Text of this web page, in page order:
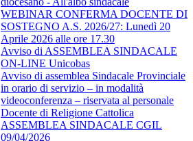
WEBINAR CONFERMA DOCENTE DI
SOSTEGNO A.S. 2026/27: Lunedì 20
Aprile 2026 alle ore 17.30
Avviso di ASSEMBLEA SINDACALE
ON-LINE Unicobas
Avviso di assemblea Sindacale Provinciale
in orario di servizio – in modalità
videoconferenza – riservata al personale
Docente di Religione Cattolica
ASSEMBLEA SINDACALE CGIL
09/04/2026